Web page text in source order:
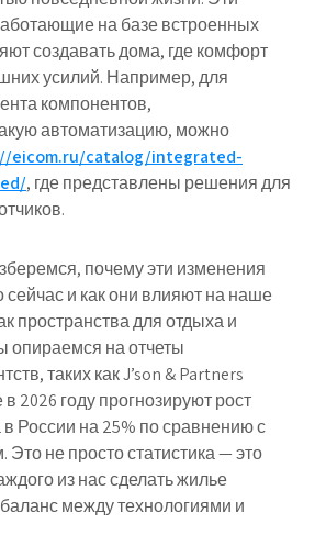
на базе встроенных
создавать дома, где комфорт
усилий. Например, для
компонентов,
автоматизацию, можно
eicom.ru/catalog/integrated-
, где представлены решения для
почему эти изменения
и как они влияют на наше
пространства для отдыха и
опираемся на отчеты
таких как J’son & Partners
2026 году прогнозируют рост
России на 25% по сравнению с
не просто статистика — это
из нас сделать жилье
между технологиями и